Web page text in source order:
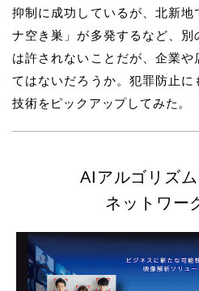
抑制に成功しているが、北新地
ナ空き巣」が多発するなど、
は許されないことだが、企業
てはないだろうか。犯罪防止
技術をピックアップしてみた。
AIアルゴリズ
ネットワー